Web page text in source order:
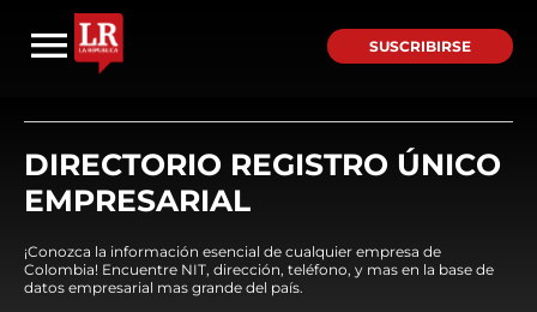
SUSCRIBIRSE
DIRECTORIO REGISTRO ÚNICO
EMPRESARIAL
¡Conozca la información esencial de cualquier empresa de
Colombia! Encuentre NIT, dirección, teléfono, y mas en la base de
datos empresarial mas grande del país.